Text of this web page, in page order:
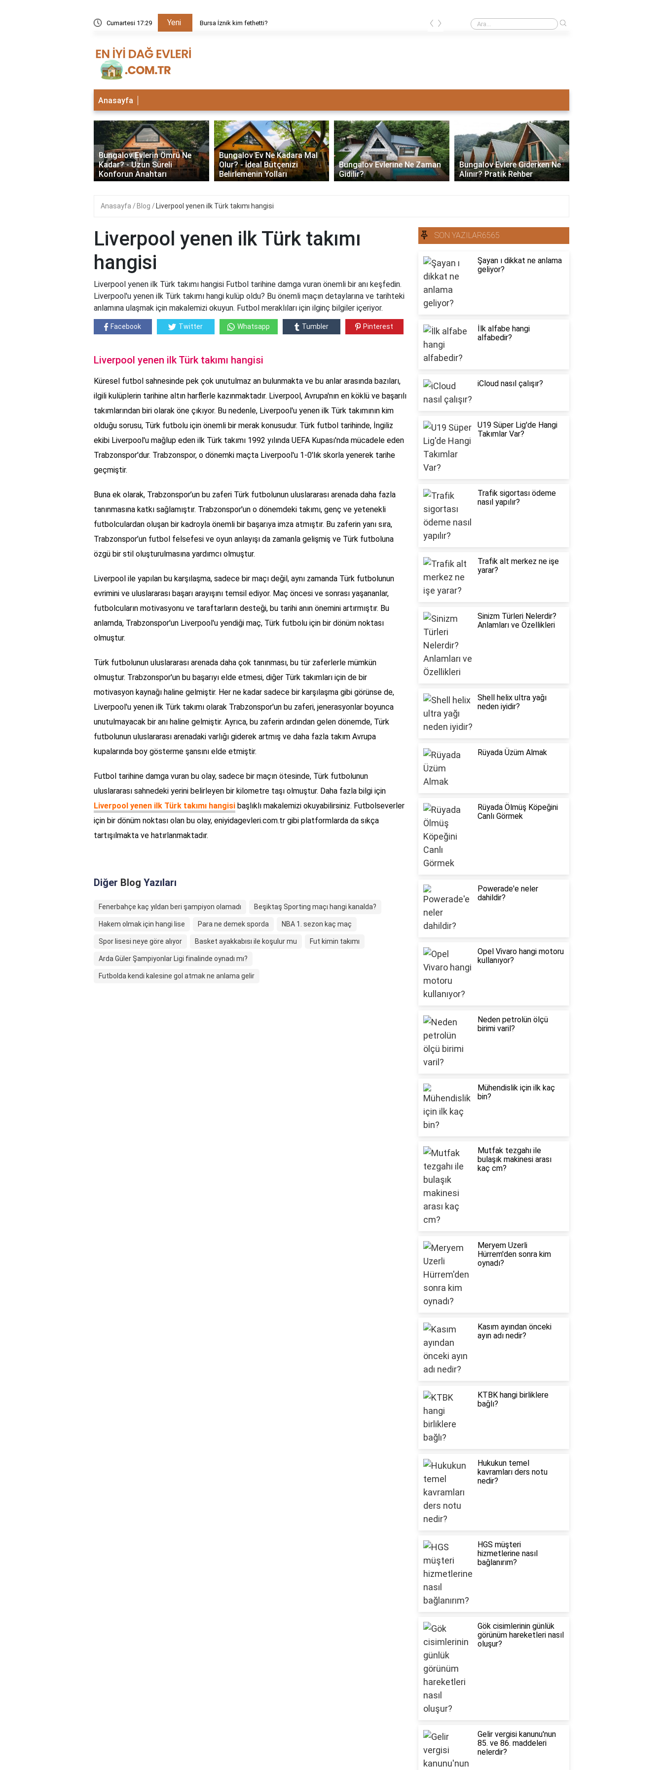
Cumartesi 17:29 Yeni Bursa İznik kim fethetti? Ahşap ev mi pahalı beton ev mi?
‹ ›
Anasayfa
Bungalov Evlerin Ömrü Ne
Kadar? - Uzun Süreli
Konforun Anahtarı
Bungalov Ev Ne Kadara Mal
Olur? - İdeal Bütçenizi
Belirlemenin Yolları
Bungalov Evlerine Ne Zaman
Gidilir?
Bungalov Evlere Giderken Ne
Alınır? Pratik Rehber
‹ ›
Anasayfa Blog Liverpool yenen ilk Türk takımı hangisi
Liverpool yenen ilk Türk takımı
hangisi
Liverpool yenen ilk Türk takımı hangisi Futbol tarihine damga vuran önemli bir anı keşfedin.
Liverpool'u yenen ilk Türk takımı hangi kulüp oldu? Bu önemli maçın detaylarına ve tarihteki
anlamına ulaşmak için makalemizi okuyun. Futbol meraklıları için ilginç bilgiler içeriyor.
Facebook Twitter Whatsapp Tumbler Pinterest
Liverpool yenen ilk Türk takımı hangisi
Küresel futbol sahnesinde pek çok unutulmaz an bulunmakta ve bu anlar arasında bazıları,
ilgili kulüplerin tarihine altın harflerle kazınmaktadır. Liverpool, Avrupa'nın en köklü ve başarılı
takımlarından biri olarak öne çıkıyor. Bu nedenle, Liverpool'u yenen ilk Türk takımının kim
olduğu sorusu, Türk futbolu için önemli bir merak konusudur. Türk futbol tarihinde, İngiliz
ekibi Liverpool'u mağlup eden ilk Türk takımı 1992 yılında UEFA Kupası'nda mücadele eden
Trabzonspor'dur. Trabzonspor, o dönemki maçta Liverpool'u 1-0'lık skorla yenerek tarihe
geçmiştir.
Buna ek olarak, Trabzonspor’un bu zaferi Türk futbolunun uluslararası arenada daha fazla
tanınmasına katkı sağlamıştır. Trabzonspor'un o dönemdeki takımı, genç ve yetenekli
futbolculardan oluşan bir kadroyla önemli bir başarıya imza atmıştır. Bu zaferin yanı sıra,
Trabzonspor’un futbol felsefesi ve oyun anlayışı da zamanla gelişmiş ve Türk futboluna
özgü bir stil oluşturulmasına yardımcı olmuştur.
Liverpool ile yapılan bu karşılaşma, sadece bir maçı değil, aynı zamanda Türk futbolunun
evrimini ve uluslararası başarı arayışını temsil ediyor. Maç öncesi ve sonrası yaşananlar,
futbolcuların motivasyonu ve taraftarların desteği, bu tarihi anın önemini artırmıştır. Bu
anlamda, Trabzonspor'un Liverpool'u yendiği maç, Türk futbolu için bir dönüm noktası
olmuştur.
Türk futbolunun uluslararası arenada daha çok tanınması, bu tür zaferlerle mümkün
olmuştur. Trabzonspor'un bu başarıyı elde etmesi, diğer Türk takımları için de bir
motivasyon kaynağı haline gelmiştir. Her ne kadar sadece bir karşılaşma gibi görünse de,
Liverpool'u yenen ilk Türk takımı olarak Trabzonspor'un bu zaferi, jenerasyonlar boyunca
unutulmayacak bir anı haline gelmiştir. Ayrıca, bu zaferin ardından gelen dönemde, Türk
futbolunun uluslararası arenadaki varlığı giderek artmış ve daha fazla takım Avrupa
kupalarında boy gösterme şansını elde etmiştir.
Futbol tarihine damga vuran bu olay, sadece bir maçın ötesinde, Türk futbolunun
uluslararası sahnedeki yerini belirleyen bir kilometre taşı olmuştur. Daha fazla bilgi için
Liverpool yenen ilk Türk takımı hangisi başlıklı makalemizi okuyabilirsiniz. Futbolseverler
için bir dönüm noktası olan bu olay, eniyidagevleri.com.tr gibi platformlarda da sıkça
tartışılmakta ve hatırlanmaktadır.
Diğer Blog Yazıları
Fenerbahçe kaç yıldan beri şampiyon olamadı Beşiktaş Sporting maçı hangi kanalda?
Hakem olmak için hangi lise Para ne demek sporda NBA 1. sezon kaç maç
Spor lisesi neye göre alıyor Basket ayakkabısı ile koşulur mu Fut kimin takımı
Arda Güler Şampiyonlar Ligi finalinde oynadı mı?
Futbolda kendi kalesine gol atmak ne anlama gelir
SON YAZILAR6565
Şayan ı dikkat ne anlama
geliyor?
İlk alfabe hangi
alfabedir?
iCloud nasıl çalışır?
U19 Süper Lig'de Hangi
Takımlar Var?
Trafik sigortası ödeme
nasıl yapılır?
Trafik alt merkez ne işe
yarar?
Sinizm Türleri Nelerdir?
Anlamları ve Özellikleri
Shell helix ultra yağı
neden iyidir?
Rüyada Üzüm Almak
Rüyada Ölmüş Köpeğini
Canlı Görmek
Powerade'e neler
dahildir?
Opel Vivaro hangi motoru
kullanıyor?
Neden petrolün ölçü
birimi varil?
Mühendislik için ilk kaç
bin?
Mutfak tezgahı ile
bulaşık makinesi arası
kaç cm?
Meryem Uzerli
Hürrem'den sonra kim
oynadı?
Kasım ayından önceki
ayın adı nedir?
KTBK hangi birliklere
bağlı?
Hukukun temel
kavramları ders notu
nedir?
HGS müşteri
hizmetlerine nasıl
bağlanırım?
Gök cisimlerinin günlük
görünüm hareketleri nasıl
oluşur?
Gelir vergisi kanunu'nun
85. ve 86. maddeleri
nelerdir?